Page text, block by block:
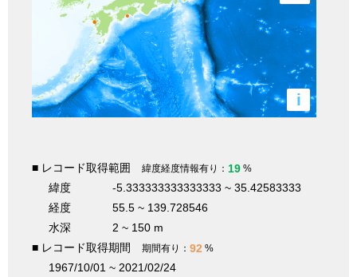
i
■ レコード取得範囲 緯度経度情報有り： 19 %
緯度
-5.333333333333333 ~ 35.42583333
経度
55.5 ~ 139.728546
水深
2 ~ 150 m
■ レコード取得期間
期間有り： 92 %
1967/10/01 ~ 2021/02/24